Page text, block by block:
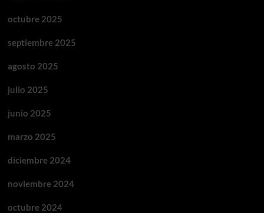
octubre 2025
septiembre 2025
agosto 2025
julio 2025
junio 2025
marzo 2025
diciembre 2024
noviembre 2024
octubre 2024